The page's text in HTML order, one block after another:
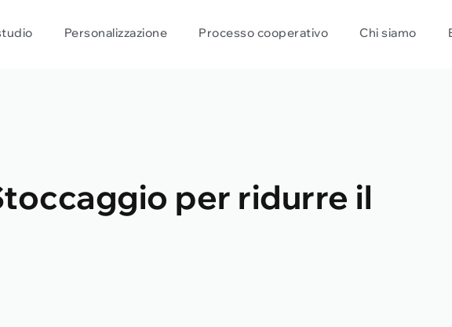
Personalizzazione Processo cooperativo Chi siamo
per ridurre il